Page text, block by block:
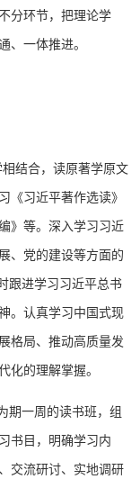
分环节，把理论学
、一体推进。
结合，读原著学原文
《习近平著作选读》
》等。深入学习习近
、党的建设等方面的
跟进学习习近平总书
。认真学习中国式现
格局、推动高质量发
化的理解掌握。
期一周的读书班，组
书目，明确学习内
交流研讨、实地调研